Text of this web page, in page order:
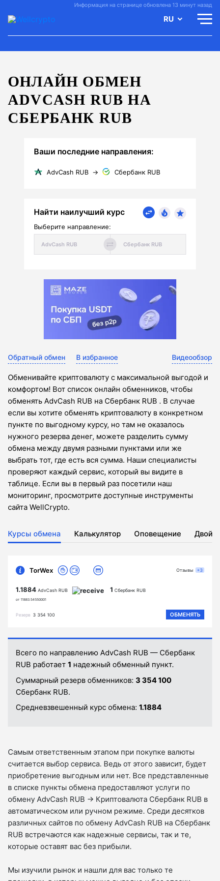
Информация на странице обновлена 13 минут назад
RU
ОНЛАЙН ОБМЕН
ADVCASH RUB НА
СБЕРБАНК RUB
Ваши последние направления:
AdvCash RUB → Сбербанк RUB
Найти наилучший курс
Выберите направление:
Обратный обмен В избранное Видеообзор
Обменивайте криптовалюту с максимальной выгодой и
комфортом! Вот список онлайн обменников, чтобы
обменять AdvCash RUB на Сбербанк RUB . В случае
если вы хотите обменять криптовалюту в конкретном
пункте по выгодному курсу, но там не оказалось
нужного резерва денег, можете разделить сумму
обмена между двумя разными пунктами или же
выбрать тот, где есть вся сумма. Наши специалисты
проверяют каждый сервис, который вы видите в
таблице. Если вы в первый раз посетили наш
мониторинг, просмотрите доступные инструменты
сайта WellCrypto.
Курсы обмена Калькулятор Оповещение
TorWex
1.1884 AdvCash RUB
от 11883.54550001
1 Сбербанк RUB
Резерв 3 354 100 ОБМЕНЯТЬ
Отзывы +3
Всего по направлению AdvCash RUB — Сбербанк
RUB работает 1 надежный обменный пункт.
Суммарный резерв обменников: 3 354 100
Сбербанк RUB.
Средневзвешенный курс обмена: 1.1884
Самым ответственным этапом при покупке валюты
считается выбор сервиса. Ведь от этого зависит, будет
приобретение выгодным или нет. Все представленные
в списке пункты обмена предоставляют услуги по
обмену AdvCash RUB → Криптовалюта Сбербанк RUB в
автоматическом или ручном режиме. Среди десятков
различных сайтов по обмену AdvCash RUB на Сбербанк
RUB встречаются как надежные сервисы, так и те,
которые оставят вас без прибыли.
Мы изучили рынок и нашли для вас только те